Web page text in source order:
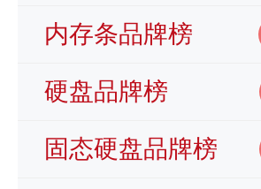
内存条品牌榜
硬盘品牌榜
固态硬盘品牌榜